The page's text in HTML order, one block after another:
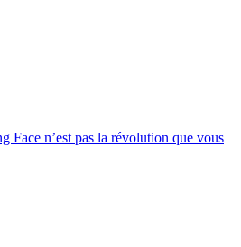
Face n’est pas la révolution que vous